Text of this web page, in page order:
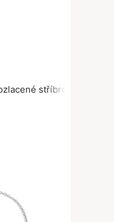
stříbro 925